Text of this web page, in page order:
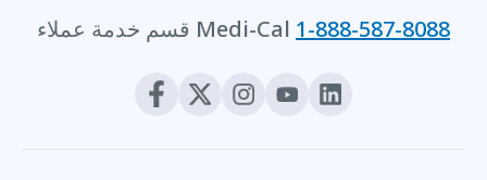
قسم خدمة عملاء Medi-Cal 1-888-587-8088